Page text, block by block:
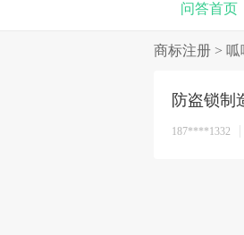
问答首页
商标注册 > 呱
防盗锁制
187****1332